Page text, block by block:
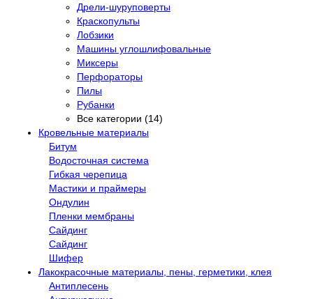
Дрели-шуруповерты
Краскопульты
Лобзики
Машины углошлифовальные
Миксеры
Перфораторы
Пилы
Рубанки
Все категории (14)
Кровельные материалы
Битум
Водосточная система
Гибкая черепица
Мастики и праймеры
Ондулин
Пленки мембраны
Сайдинг
Сайдинг
Шифер
Лакокрасочные материалы, пены, герметики, клея
Антиплесень